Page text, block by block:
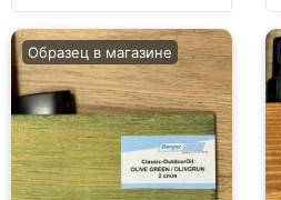
Образец в магазине